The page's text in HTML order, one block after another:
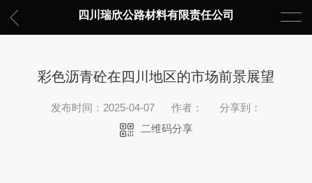
四川瑞欣公路材料有限责任公司
彩色沥青砼在四川地区的市场前景展望
发布时间：2025-04-07 作者：
分享到：
二维码分享